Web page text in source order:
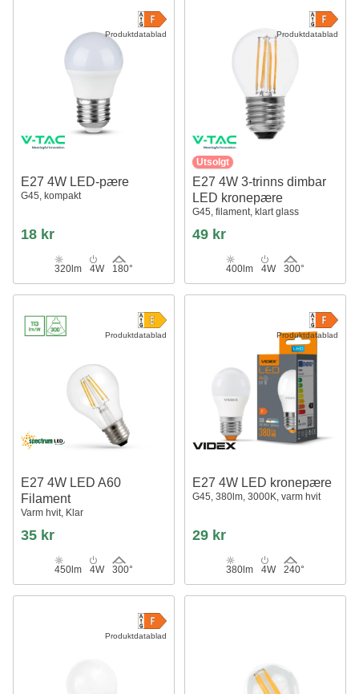
Produktdatablad
E27 4W LED-pære
G45, kompakt
18 kr
320lm 4W 180°
Produktdatablad
Utsolgt
E27 4W 3-trinns dimbar
LED kronepære
G45, filament, klart glass
49 kr
400lm 4W 300°
Produktdatablad
E27 4W LED A60
Filament
Varm hvit, Klar
35 kr
450lm 4W 300°
Produktdatablad
E27 4W LED kronepære
G45, 380lm, 3000K, varm hvit
29 kr
380lm 4W 240°
Produktdatablad